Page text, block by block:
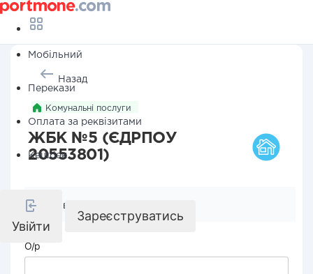
Мобільний
Перекази
Оплата за реквізитами
Кешбек
Увійти
Зареєструватись
Назад
Комунальні послуги
ЖБК №5 (ЄДРПОУ
20553801)
Реквізити компанії
О/р